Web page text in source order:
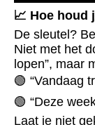
📈 Hoe houd
De sleutel?
Niet met het
lopen”, maar
🟢 “Vandaag
🟢 “Deze
Laat je niet